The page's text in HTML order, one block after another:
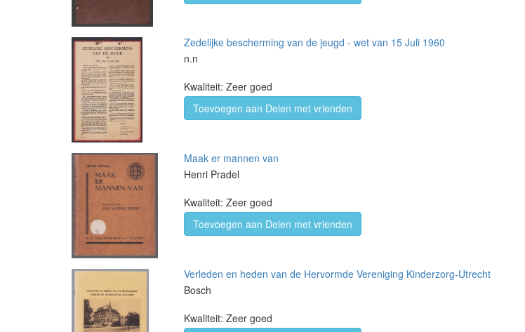
Zedelijke bescherming van de jeugd - wet van 15 Juli 1960
n.n
Kwaliteit: Zeer goed
Toevoegen aan Delen met vrienden
Maak er mannen van
Henri Pradel
Kwaliteit: Zeer goed
Toevoegen aan Delen met vrienden
Verleden en heden van de Hervormde Vereniging Kinderzorg-Utrecht
Bosch
Kwaliteit: Zeer goed